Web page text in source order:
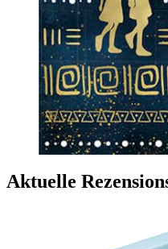
Aktuelle